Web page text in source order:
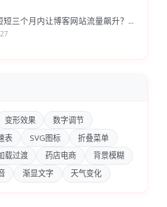
短三个月内让博客网站流量飙升？...
变形效果
数字调节
表 SVG图标
折叠菜单
载过渡 药店电商
背景模糊
渐显文字 天气变化